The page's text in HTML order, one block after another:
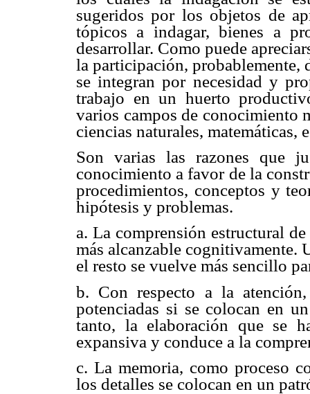
sugeridos por los objetos de
tópicos a indagar, bienes a
desarrollar. Como puede
la participación, probablemente,
se integran por necesidad y
trabajo en un huerto
varios campos de conocimiento
ciencias naturales,
Son varias las razones que
conocimiento a favor de la
procedimientos, conceptos y
hipótesis y problemas.
a. La comprensión estructural
más alcanzable cognitivamente.
el resto se vuelve más sencillo
b. Con respecto a la
potenciadas si se colocan en
tanto, la elaboración que se
expansiva y conduce a la
c. La memoria, como proceso
los detalles se colocan en un